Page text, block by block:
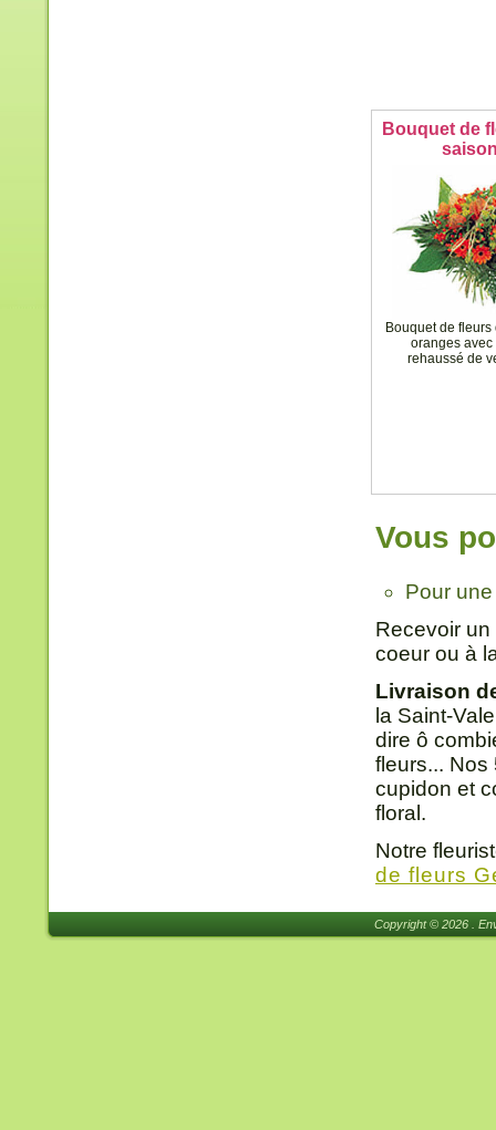
Bouquet de
Bouquet de
oranges avec
rehaussé de
Vous
Pour
Recevoir
coeur ou à
Livraison
la Saint-
dire ô
fleurs... Nos
cupidon et
floral.
Notre
de fleurs
Copyright © 2026 .